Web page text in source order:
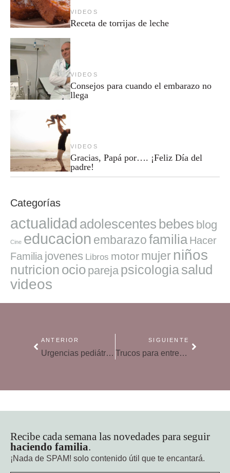
VIDEOS
Receta de torrijas de leche
VIDEOS
Consejos para cuando el embarazo no
llega
VIDEOS
Gracias, Papá por…. ¡Feliz Día del
padre!
Categorías
actualidad adolescentes bebes blog
Cine educacion embarazofamilia Hacer
Familia jovenes Libros motor mujer niños
nutricion ocio pareja psicologiasalud
videos
ANTERIOR
Urgencias pediátricas: ¿cuándo hay que llevar a un bebé a Urgencias?
SIGUIENTE
Trucos para entrenar la memoria
Recibe cada semana las novedades para seguir
haciendo familia.
¡Nada de SPAM! solo contenido útil que te encantará.